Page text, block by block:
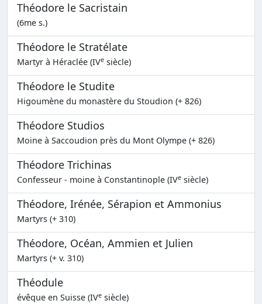
Théodore le Sacristain
(6me s.)
Théodore le Stratélate
Martyr à Héraclée (IVe siècle)
Théodore le Studite
Higoumène du monastère du Stoudion (+ 826)
Théodore Studios
Moine à Saccoudion près du Mont Olympe (+ 826)
Théodore Trichinas
Confesseur - moine à Constantinople (IVe siècle)
Théodore, Irénée, Sérapion et Ammonius
Martyrs (+ 310)
Théodore, Océan, Ammien et Julien
Martyrs (+ v. 310)
Théodule
évêque en Suisse (IVe siècle)